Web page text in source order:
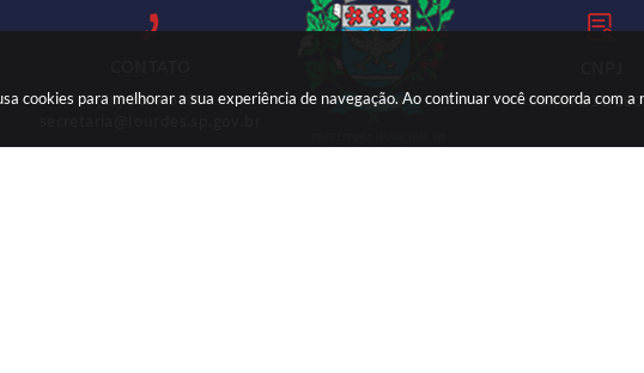
cookies para melhorar a sua experiência de navegação. Ao continuar você concorda com a
(18) 3699-9000
59.767.921/